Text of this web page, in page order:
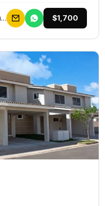
Galceb Group Bienes Raices $1,700